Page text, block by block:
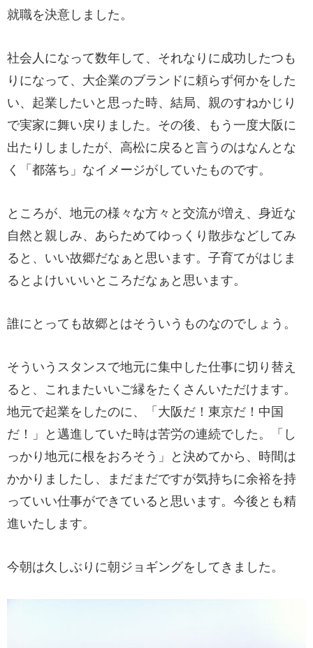
就職を決意しました。
社会人になって数年して、それなりに成功したつも
りになって、大企業のブランドに頼らず何かをした
い、起業したいと思った時、結局、親のすねかじり
で実家に舞い戻りました。その後、もう一度大阪に
出たりしましたが、高松に戻ると言うのはなんとな
く「都落ち」なイメージがしていたものです。
ところが、地元の様々な方々と交流が増え、身近な
自然と親しみ、あらためてゆっくり散歩などしてみ
ると、いい故郷だなぁと思います。子育てがはじま
るとよけいいいところだなぁと思います。
誰にとっても故郷とはそういうものなのでしょう。
そういうスタンスで地元に集中した仕事に切り替え
ると、これまたいいご縁をたくさんいただけます。
地元で起業をしたのに、「大阪だ！東京だ！中国
だ！」と邁進していた時は苦労の連続でした。「し
っかり地元に根をおろそう」と決めてから、時間は
かかりましたし、まだまだですが気持ちに余裕を持
っていい仕事ができていると思います。今後とも精
進いたします。
今朝は久しぶりに朝ジョギングをしてきました。